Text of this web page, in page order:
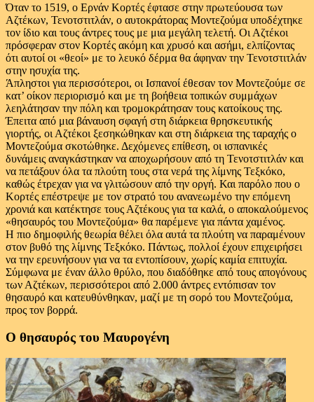
Όταν το 1519, ο Ερνάν Κορτές έφτασε στην πρωτεύουσα των
Αζτέκων, Τενοτστιτλάν, ο αυτοκράτορας Μοντεζούμα υποδέχτηκε
τον ίδιο και τους άντρες τους με μια μεγάλη τελετή. Οι Αζτέκοι
πρόσφεραν στον Κορτές ακόμη και χρυσό και ασήμι, ελπίζοντας
ότι αυτοί οι «θεοί» με το λευκό δέρμα θα άφηναν την Τενοτστιτλάν
στην ησυχία της.
Άπληστοι για περισσότεροι, οι Ισπανοί έθεσαν τον Μοντεζούμε σε
κατ’ οίκον περιορισμό και με τη βοήθεια τοπικών συμμάχων
λεηλάτησαν την πόλη και τρομοκράτησαν τους κατοίκους της.
Έπειτα από μια βάναυση σφαγή στη διάρκεια θρησκευτικής
γιορτής, οι Αζτέκοι ξεσηκώθηκαν και στη διάρκεια της ταραχής ο
Μοντεζούμα σκοτώθηκε. Δεχόμενες επίθεση, οι ισπανικές
δυνάμεις αναγκάστηκαν να αποχωρήσουν από τη Τενοτστιτλάν και
να πετάξουν όλα τα πλούτη τους στα νερά της λίμνης Τεξκόκο,
καθώς έτρεχαν για να γλιτώσουν από την οργή. Και παρόλο που ο
Κορτές επέστρεψε με τον στρατό του ανανεωμένο την επόμενη
χρονιά και κατέκτησε τους Αζτέκους για τα καλά, ο αποκαλούμενος
«θησαυρός του Μοντεζούμα» θα παρέμενε για πάντα χαμένος.
Η πιο δημοφιλής θεωρία θέλει όλα αυτά τα πλούτη να παραμένουν
στον βυθό της λίμνης Τεξκόκο. Πάντως, πολλοί έχουν επιχειρήσει
να την ερευνήσουν για να τα εντοπίσουν, χωρίς καμία επιτυχία.
Σύμφωνα με έναν άλλο θρύλο, που διαδόθηκε από τους απογόνους
των Αζτέκων, περισσότεροι από 2.000 άντρες εντόπισαν τον
θησαυρό και κατευθύνθηκαν, μαζί με τη σορό του Μοντεζούμα,
προς τον βορρά.
Ο θησαυρός του Μαυρογένη